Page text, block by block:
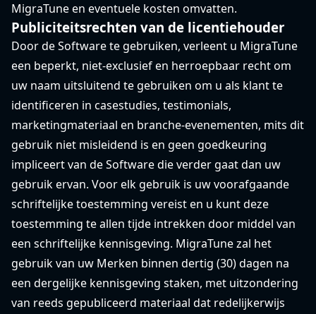
MigraTune en eventuele kosten omvatten.
Publiciteitsrechten van de licentiehouder
Door de Software te gebruiken, verleent u MigraTune
een beperkt, niet-exclusief en herroepbaar recht om
uw naam uitsluitend te gebruiken om u als klant te
identificeren in casestudies, testimonials,
marketingmateriaal en branche-evenementen, mits dit
gebruik niet misleidend is en geen goedkeuring
impliceert van de Software die verder gaat dan uw
gebruik ervan. Voor elk gebruik is uw voorafgaande
schriftelijke toestemming vereist en u kunt deze
toestemming te allen tijde intrekken door middel van
een schriftelijke kennisgeving. MigraTune zal het
gebruik van uw Merken binnen dertig (30) dagen na
een dergelijke kennisgeving staken, met uitzondering
van reeds gepubliceerd materiaal dat redelijkerwijs